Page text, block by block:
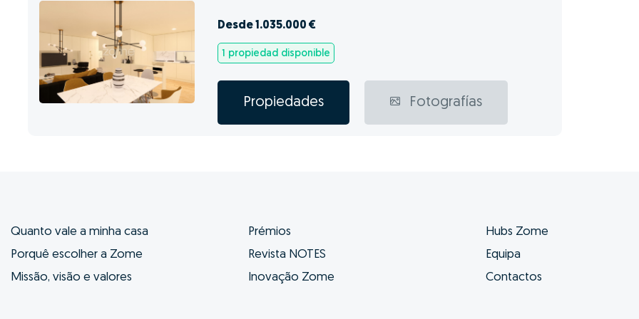
Desde 1.035.000 €
1 propiedad disponible
Propiedades Fotografías
Quanto vale a minha casa
Porquê escolher a Zome
Missão, visão e valores
Prémios
Revista NOTES
Inovação Zome
Hubs Zome
Equipa
Contactos